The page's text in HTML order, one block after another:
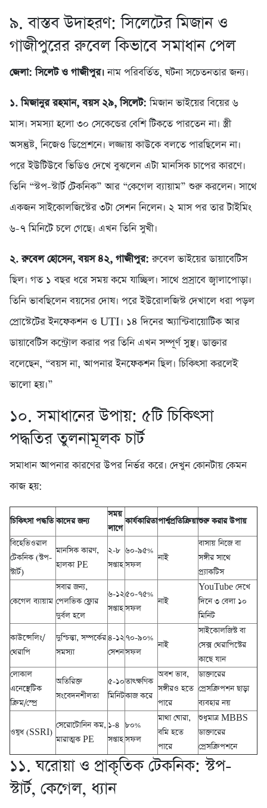
৯. বাস্তব উদাহরণ: সিলেটের মিজান ও
গাজীপুরের রুবেল কিভাবে সমাধান পেল
জেলা: সিলেট ও গাজীপুর।নাম পরিবর্তিত, ঘটনা সচেতনতার জন্য।
১. মিজানুর রহমান, বয়স ২৯, সিলেট: মিজান ভাইয়ের বিয়ের ৬
মাস। সমস্যা হলো ৩০ সেকেন্ডের বেশি টিকতে পারতেন না। স্ত্রী
অসন্তুষ্ট, নিজেও ডিপ্রেশনে। লজ্জায় কাউকে বলতে পারছিলেন না।
পরে ইউটিউবে ভিডিও দেখে বুঝলেন এটা মানসিক চাপের কারণে।
তিনি “স্টপ-স্টার্ট টেকনিক” আর “কেগেল ব্যায়াম” শুরু করলেন। সাথে
একজন সাইকোলজিস্টের ৩টা সেশন নিলেন। ২ মাস পর তার টাইমিং
৬-৭ মিনিটে চলে গেছে। এখন তিনি সুখী।
২. রুবেল হোসেন, বয়স ৪২, গাজীপুর: রুবেল ভাইয়ের ডায়াবেটিস
ছিল। গত ১ বছর ধরে সময় কমে যাচ্ছিল। সাথে প্রস্রাবে জ্বালাপোড়া।
তিনি ভাবছিলেন বয়সের দোষ। পরে ইউরোলজিস্ট দেখালে ধরা পড়ল
প্রোস্টেটের ইনফেকশন ও UTI। ১৪ দিনের অ্যান্টিবায়োটিক আর
ডায়াবেটিস কন্ট্রোল করার পর তিনি এখন সম্পূর্ণ সুস্থ। ডাক্তার
বলেছেন, “বয়স না, আপনার ইনফেকশন ছিল। চিকিৎসা করলেই
ভালো হয়।”
১০. সমাধানের উপায়: ৫টি চিকিৎসা
পদ্ধতির তুলনামূলক চার্ট
সমাধান আপনার কারণের উপর নির্ভর করে। দেখুন কোনটায় কেমন
কাজ হয়:
চিকিৎসা পদ্ধতি কাদের জন্য
সময়
লাগে
কার্যকারিতাপার্শ্বপ্রতিক্রিয়াশুরু করার উপায়
বিহেভিওরাল
টেকনিক (স্টপ-
স্টার্ট)
মানসিক কারণ,
হালকা PE
২-৮
সপ্তাহ
৬০-৯৫%
সফল
নাই
বাসায় নিজে বা
সঙ্গীর সাথে
প্র্যাকটিস
কেগেল ব্যায়াম
সবার জন্য,
পেলভিক ফ্লোর
দুর্বল হলে
৬-১২
সপ্তাহ
৫০-৭৫%
সফল
নাই
YouTube দেখে
দিনে ৩ বেলা ১০
মিনিট
কাউন্সেলিং/
থেরাপি
দুশ্চিন্তা, সম্পর্কের
সমস্যা
৪-১২
সেশন
৭০-৯০%
সফল
নাই
সাইকোলজিস্ট বা
সেক্স থেরাপিস্টের
কাছে যান
লোকাল
এনেস্থেটিক
ক্রিম/স্প্রে
অতিরিক্ত
সংবেদনশীলতা
৫-১০
মিনিট
তাৎক্ষণিক
কাজ করে
অবশ ভাব,
সঙ্গীরও হতে
পারে
ডাক্তারের
প্রেসক্রিপশন ছাড়া
ব্যবহার নয়
ওষুধ (SSRI)
সেরোটোনিন কম,
মারাত্মক PE
১-৪
সপ্তাহ
৮০%
সফল
মাথা ঘোরা,
বমি হতে
পারে
শুধুমাত্র MBBS
ডাক্তারের
প্রেসক্রিপশনে
১১. ঘরোয়া ও প্রাকৃতিক টেকনিক: স্টপ-
স্টার্ট, কেগেল, ধ্যান